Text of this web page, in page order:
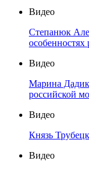
Видео
Степанюк
особенностях
Видео
Марина
российской
Видео
Князь
Видео